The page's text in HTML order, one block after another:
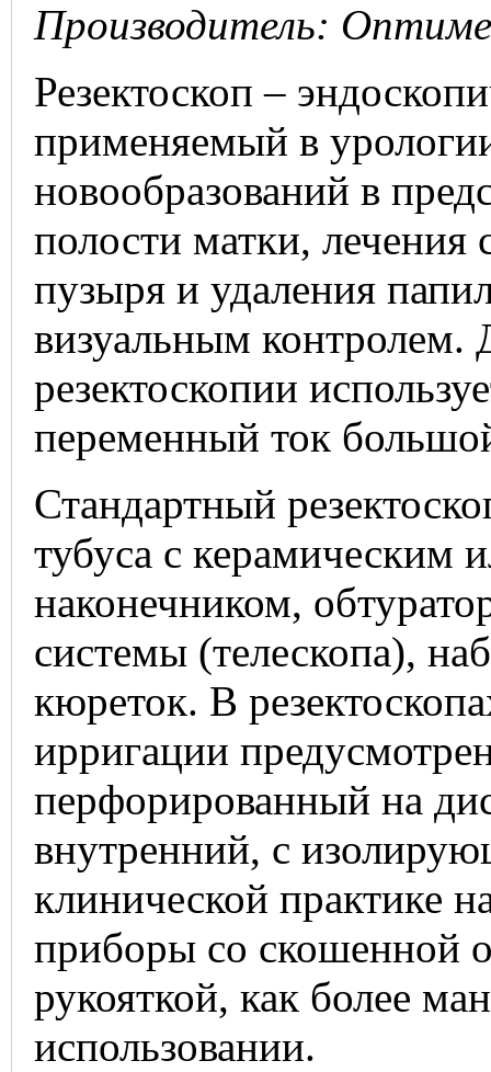
Производитель:
Резектоскоп –
применяемый в
новообразований в
полости матки, лечения
пузыря и удаления
визуальным контролем.
резектоскопии
переменный ток
Стандартный
тубуса с керамическим
наконечником,
системы (телескопа),
кюреток. В
ирригации
перфорированный на
внутренний, с
клинической практике
приборы со скошенной
рукояткой, как более
использовании.